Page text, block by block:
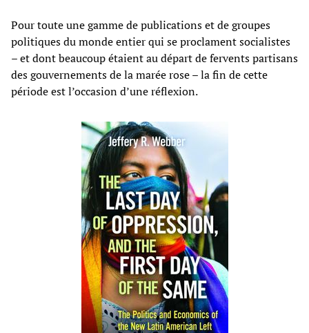
Pour toute une gamme de publications et de groupes
politiques du monde entier qui se proclament socialistes
– et dont beaucoup étaient au départ de fervents partisans
des gouvernements de la marée rose – la fin de cette
période est l’occasion d’une réflexion.